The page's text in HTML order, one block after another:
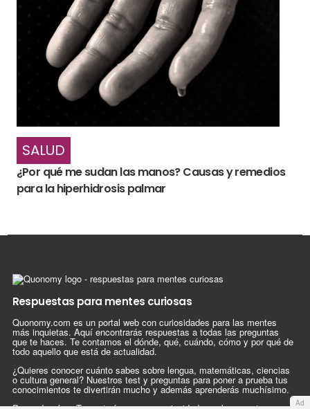
SALUD
¿Por qué me sudan las manos? Causas y remedios
para la hiperhidrosis palmar
Respuestas para mentes curiosas
Quonomy.com es un portal web con curiosidades para las mentes
más inquietas. Aquí encontrarás respuestas a todas las preguntas
que te haces. Te contamos el dónde, qué, cuándo, cómo y por qué de
todo aquello que está de actualidad.
¿Quieres conocer cuánto sabes sobre lengua, matemáticas, ciencias
o cultura general? Nuestros test y preguntas para poner a prueba tus
conocimientos te divertirán mucho y además aprenderás muchísimo.
Ad